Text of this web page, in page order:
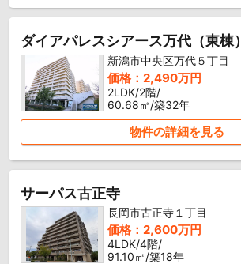
ダイアパレスシアース万代（東棟）
新潟市中央区万代５丁目
価格：2,490万円
2LDK/2階/
60.68㎡/築32年
物件の詳細を見る
サーパス古正寺
長岡市古正寺１丁目
価格：2,600万円
4LDK/4階/
91.10㎡/築18年